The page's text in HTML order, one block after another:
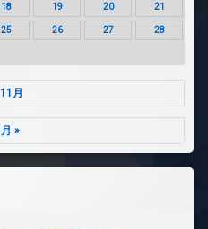
18 19 20 21
25 26 27 28
月
»